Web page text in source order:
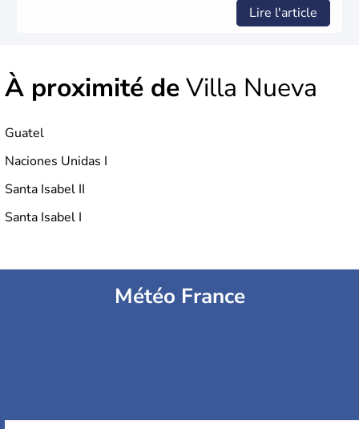
Lire l'article
À proximité deVilla Nueva
Guatel
Naciones Unidas I
Santa Isabel II
Santa Isabel I
Météo France